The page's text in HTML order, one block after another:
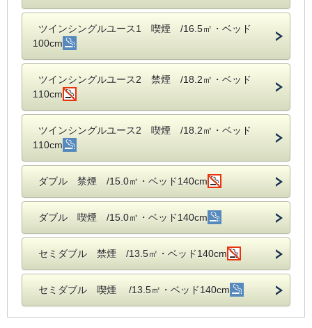
ツインシングルユース1 喫煙 /16.5㎡・ベッド
100cm
ツインシングルユース2 禁煙 /18.2㎡・ベッド
110cm
ツインシングルユース2 喫煙 /18.2㎡・ベッド
110cm
ダブル 禁煙 /15.0㎡・ベッド140cm
ダブル 喫煙 /15.0㎡・ベッド140cm
セミダブル 禁煙 /13.5㎡・ベッド140cm
セミダブル 喫煙 /13.5㎡・ベッド140cm